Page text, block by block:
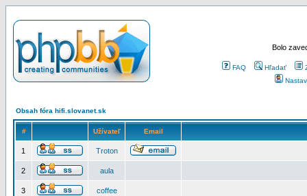
Bolo
FAQ Hľadať
Obsah fóra hifi.slovanet.sk
# Užívateľ Email
1 Troton
2 aula
3 coffee